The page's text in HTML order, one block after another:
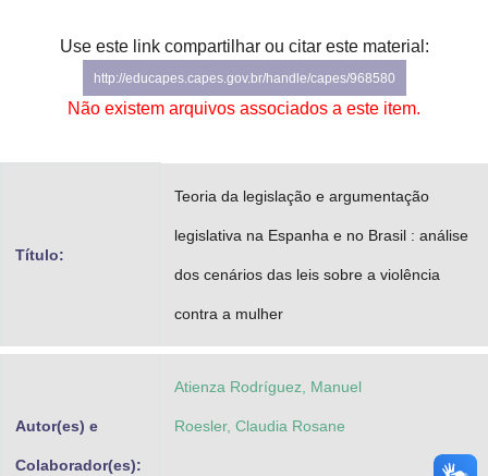
Advocacia-Geral da União
Banco Central do Brasil
Planalto
Use este link compartilhar ou citar este material:
http://educapes.capes.gov.br/handle/capes/968580
Não existem arquivos associados a este item.
Título:
Teoria da legislação e argumentação
legislativa na Espanha e no Brasil : análise
dos cenários das leis sobre a violência
contra a mulher
Autor(es) e
Colaborador(es):
Atienza Rodríguez, Manuel
Roesler, Claudia Rosane